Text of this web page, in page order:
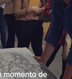
momento de